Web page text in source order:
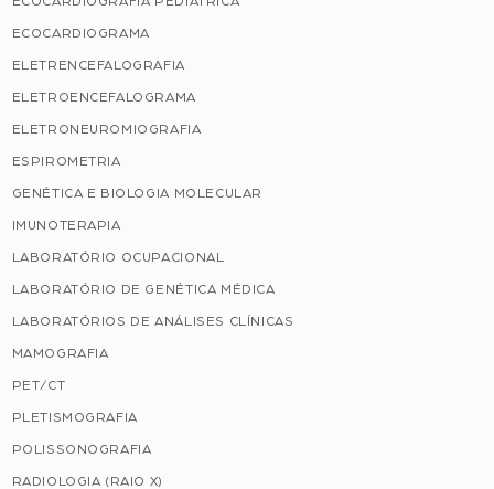
ECOCARDIOGRAMA
ELETRENCEFALOGRAFIA
ELETROENCEFALOGRAMA
ELETRONEUROMIOGRAFIA
ESPIROMETRIA
GENÉTICA E BIOLOGIA MOLECULAR
IMUNOTERAPIA
LABORATÓRIO OCUPACIONAL
LABORATÓRIO DE GENÉTICA MÉDICA
LABORATÓRIOS DE ANÁLISES CLÍNICAS
MAMOGRAFIA
PET/CT
PLETISMOGRAFIA
POLISSONOGRAFIA
RADIOLOGIA (RAIO X)